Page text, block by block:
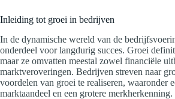
Inleiding tot groei in bedrijven
In de dynamische wereld van de
onderdeel voor langdurig succes. Groei
maar ze omvatten meestal zowel financiële
marktveroveringen. Bedrijven streven naar
voordelen van groei te realiseren, waaronder
marktaandeel en een grotere merkherkenning.